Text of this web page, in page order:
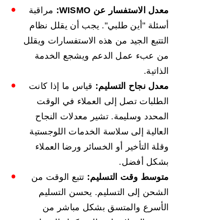
معدل الاستفسار عن WISMO:
مراقبة
أسئلة "أين طلبي". يجب أن يقلل نظام
التتبع الجيد من هذه الاستفسارات ويقلل
من عبء عمل الدعم ويشجع الخدمة
الذاتية.
معدل نجاح التسليم: قياس ما إذا كانت
الطلبات تصل إلى العملاء في الوقت
المحدد وسليمة. تشير معدلات النجاح
العالية إلى سلاسة الخدمات اللوجستية
وقلة التأخير أو الخسائر ورضا العملاء
بشكل أفضل.
متوسط وقت التسليم: تتبع الوقت من
الشحن إلى التسليم. يحسن التسليم
الأسرع والمتسق بشكل مباشر من